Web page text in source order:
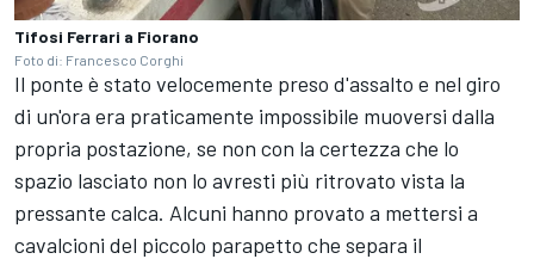
Tifosi Ferrari a Fiorano
Foto di: Francesco Corghi
Il ponte è stato velocemente preso d'assalto e nel giro
di un'ora era praticamente impossibile muoversi dalla
propria postazione, se non con la certezza che lo
spazio lasciato non lo avresti più ritrovato vista la
pressante calca. Alcuni hanno provato a mettersi a
cavalcioni del piccolo parapetto che separa il